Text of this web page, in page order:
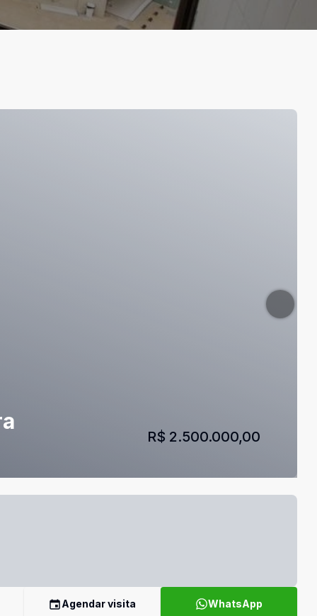
R$ 2.500.000,00
Agendar visita WhatsApp